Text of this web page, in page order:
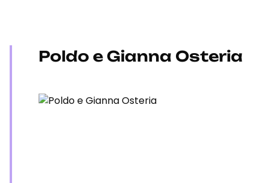
Poldo e Gianna Osteria